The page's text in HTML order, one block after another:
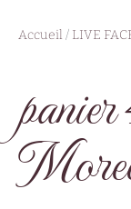
Accueil/ LIVE